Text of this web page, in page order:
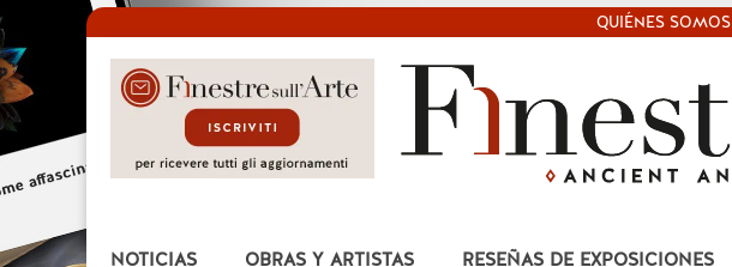
QUIÉNES SOMOS
NOTICIAS OBRAS Y ARTISTAS RESEÑAS DE EXPOSICIONES